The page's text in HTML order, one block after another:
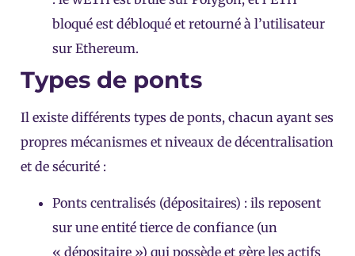
bloqué est débloqué et retourné à l’utilisateur
sur Ethereum.
Types de ponts
Il existe différents types de ponts, chacun ayant ses
propres mécanismes et niveaux de décentralisation
et de sécurité :
Ponts centralisés (dépositaires) : ils reposent
sur une entité tierce de confiance (un
« dépositaire ») qui possède et gère les actifs